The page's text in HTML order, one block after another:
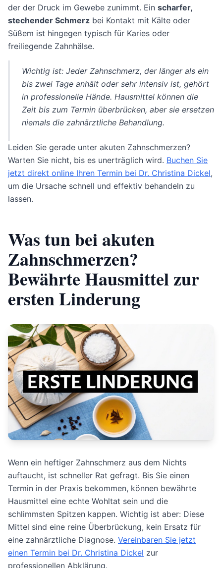
der der Druck im Gewebe zunimmt. Ein scharfer,
stechender Schmerz bei Kontakt mit Kälte oder
Süßem ist hingegen typisch für Karies oder
freiliegende Zahnhälse.
Wichtig ist: Jeder Zahnschmerz, der länger als ein
bis zwei Tage anhält oder sehr intensiv ist, gehört
in professionelle Hände. Hausmittel können die
Zeit bis zum Termin überbrücken, aber sie ersetzen
niemals die zahnärztliche Behandlung.
Leiden Sie gerade unter akuten Zahnschmerzen?
Warten Sie nicht, bis es unerträglich wird. Buchen Sie
jetzt direkt online Ihren Termin bei Dr. Christina Dickel,
um die Ursache schnell und effektiv behandeln zu
lassen.
Was tun bei akuten
Zahnschmerzen?
Bewährte Hausmittel zur
ersten Linderung
Wenn ein heftiger Zahnschmerz aus dem Nichts
auftaucht, ist schneller Rat gefragt. Bis Sie einen
Termin in der Praxis bekommen, können bewährte
Hausmittel eine echte Wohltat sein und die
schlimmsten Spitzen kappen. Wichtig ist aber: Diese
Mittel sind eine reine Überbrückung, kein Ersatz für
eine zahnärztliche Diagnose. Vereinbaren Sie jetzt
einen Termin bei Dr. Christina Dickel zur
professionellen Abklärung.